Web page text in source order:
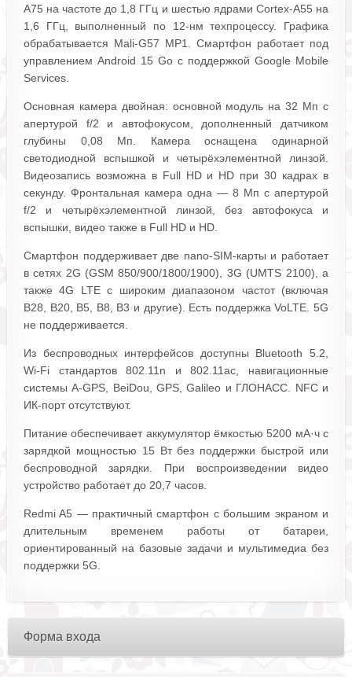
A75 на частоте до 1,8 ГГц и шестью ядрами Cortex-A55 на
1,6 ГГц, выполненный по 12-нм техпроцессу. Графика
обрабатывается Mali-G57 MP1. Смартфон работает под
управлением Android 15 Go с поддержкой Google Mobile
Services.
Основная камера двойная: основной модуль на 32 Мп с
апертурой f/2 и автофокусом, дополненный датчиком
глубины 0,08 Мп. Камера оснащена одинарной
светодиодной вспышкой и четырёхэлементной линзой.
Видеозапись возможна в Full HD и HD при 30 кадрах в
секунду. Фронтальная камера одна — 8 Мп с апертурой
f/2 и четырёхэлементной линзой, без автофокуса и
вспышки, видео также в Full HD и HD.
Смартфон поддерживает две nano-SIM-карты и работает
в сетях 2G (GSM 850/900/1800/1900), 3G (UMTS 2100), а
также 4G LTE с широким диапазоном частот (включая
B28, B20, B5, B8, B3 и другие). Есть поддержка VoLTE. 5G
не поддерживается.
Из беспроводных интерфейсов доступны Bluetooth 5.2,
Wi-Fi стандартов 802.11n и 802.11ac, навигационные
системы A-GPS, BeiDou, GPS, Galileo и ГЛОНАСС. NFC и
ИК-порт отсутствуют.
Питание обеспечивает аккумулятор ёмкостью 5200 мА·ч с
зарядкой мощностью 15 Вт без поддержки быстрой или
беспроводной зарядки. При воспроизведении видео
устройство работает до 20,7 часов.
Redmi A5 — практичный смартфон с большим экраном и
длительным временем работы от батареи,
ориентированный на базовые задачи и мультимедиа без
поддержки 5G.
Форма входа